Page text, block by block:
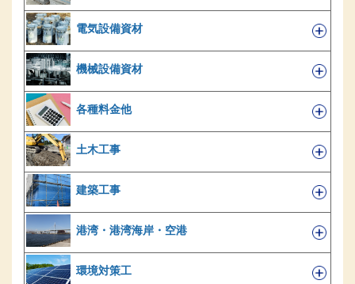
電気設備資材
機械設備資材
各種料金他
土木工事
建築工事
港湾・港湾海岸・空港
環境対策工